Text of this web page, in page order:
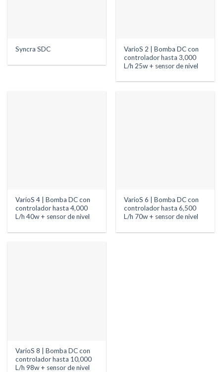
Syncra SDC
VarioS 2 | Bomba DC con
controlador hasta 3,000
L/h 25w + sensor de nivel
VarioS 4 | Bomba DC con
controlador hasta 4,000
L/h 40w + sensor de nivel
VarioS 6 | Bomba DC con
controlador hasta 6,500
L/h 70w + sensor de nivel
VarioS 8 | Bomba DC con
controlador hasta 10,000
L/h 98w + sensor de nivel